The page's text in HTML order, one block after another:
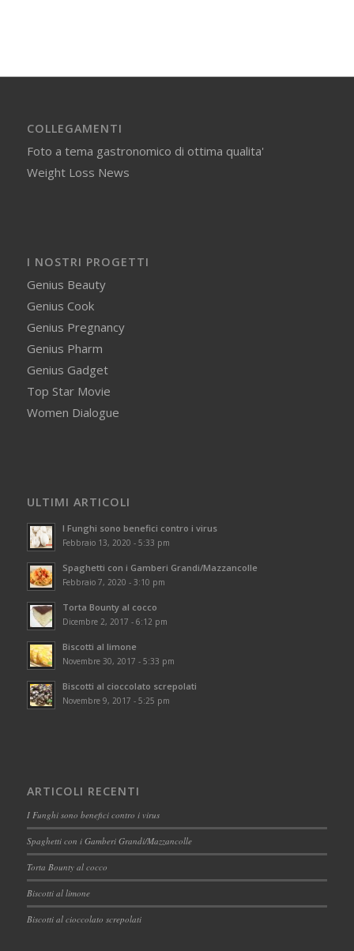
COLLEGAMENTI
Foto a tema gastronomico di ottima qualita'
Weight Loss News
I NOSTRI PROGETTI
Genius Beauty
Genius Cook
Genius Pregnancy
Genius Pharm
Genius Gadget
Top Star Movie
Women Dialogue
ULTIMI ARTICOLI
I Funghi sono benefici contro i virus
Febbraio 13, 2020 - 5:33 pm
Spaghetti con i Gamberi Grandi/Mazzancolle
Febbraio 7, 2020 - 3:10 pm
Torta Bounty al cocco
Dicembre 2, 2017 - 6:12 pm
Biscotti al limone
Novembre 30, 2017 - 5:33 pm
Biscotti al cioccolato screpolati
Novembre 9, 2017 - 5:25 pm
ARTICOLI RECENTI
I Funghi sono benefici contro i virus
Spaghetti con i Gamberi Grandi/Mazzancolle
Torta Bounty al cocco
Biscotti al limone
Biscotti al cioccolato screpolati